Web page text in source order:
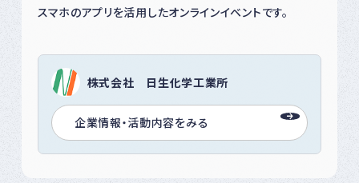
スマホのアプリを活用したオンラインイベントです。
株式会社 日生化学工業所
企業情報・活動内容をみる